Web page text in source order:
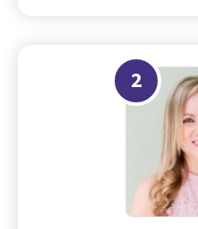
2